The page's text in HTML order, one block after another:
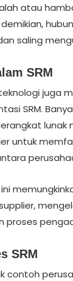
atau
saling
SRM
juga
SRM.
lunak
untuk
proses
SRM
contoh